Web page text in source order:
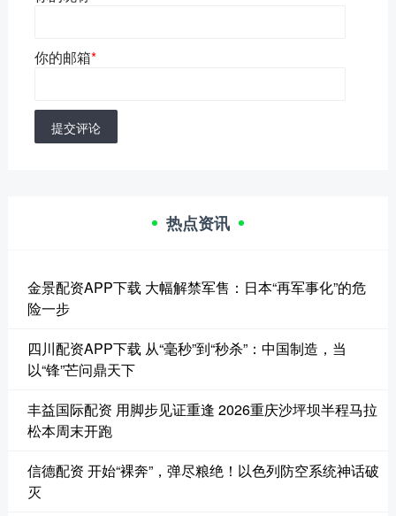
你的邮箱*
提交评论
热点资讯
金景配资APP下载 大幅解禁军售：日本“再军事化”的危
险一步
四川配资APP下载 从“毫秒”到“秒杀”：中国制造，当
以“锋”芒问鼎天下
丰益国际配资 用脚步见证重逢 2026重庆沙坪坝半程马拉
松本周末开跑
信德配资 开始“裸奔”，弹尽粮绝！以色列防空系统神话破
灭